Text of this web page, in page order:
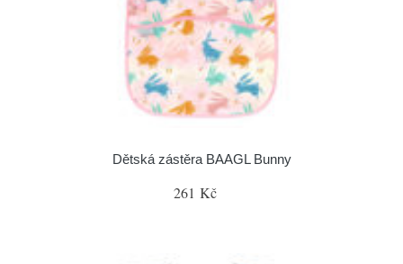
Dětská zástěra BAAGL Bunny
261 Kč